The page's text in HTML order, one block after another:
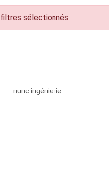
sélectionnés
nunc ingénierie